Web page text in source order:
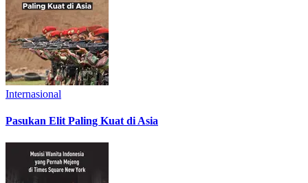
Internasional
Pasukan Elit Paling Kuat di Asia